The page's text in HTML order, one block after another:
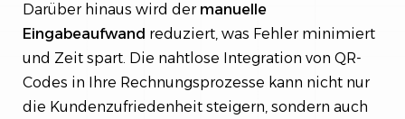
Darüber hinaus wird der manuelle
Eingabeaufwand reduziert, was Fehler minimiert
und Zeit spart. Die nahtlose Integration von QR-
Codes in Ihre Rechnungsprozesse kann nicht nur
die Kundenzufriedenheit steigern, sondern auch